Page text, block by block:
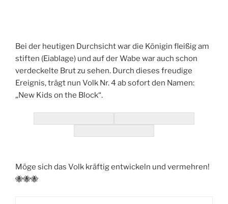
Bei der heutigen Durchsicht war die Königin fleißig am
stiften (Eiablage) und auf der Wabe war auch schon
verdeckelte Brut zu sehen. Durch dieses freudige
Ereignis, trägt nun Volk Nr. 4 ab sofort den Namen:
„New Kids on the Block“.
Möge sich das Volk kräftig entwickeln und vermehren!
🐝🐝🐝